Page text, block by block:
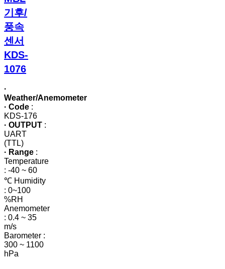
기후/
풍속
센서
KDS-
1076
기후/
풍속
센서
KDS-
1076
·
Weather/Anemometer
· Code :
KDS-176
· OUTPUT :
UART
(TTL)
· Range :
Temperature
: -40 ~ 60
℃ Humidity
: 0~100
%RH
Anemometer
: 0.4 ~ 35
m/s
Barometer :
300 ~ 1100
hPa